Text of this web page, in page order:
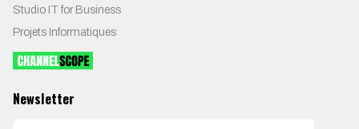
Studio IT for Business
Projets Informatiques
Newsletter